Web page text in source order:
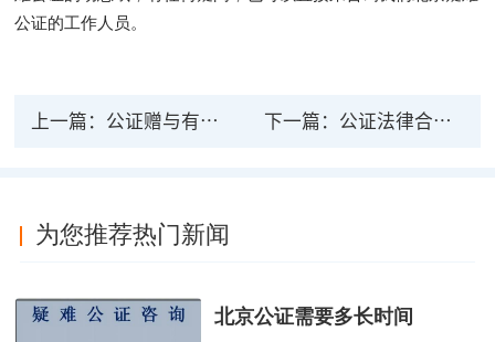
公证的工作人员。
上一篇： 公证赠与有法律效力吗？ 下一篇： 公证法律合同需要收多少钱
为您推荐热门新闻
北京公证需要多长时间